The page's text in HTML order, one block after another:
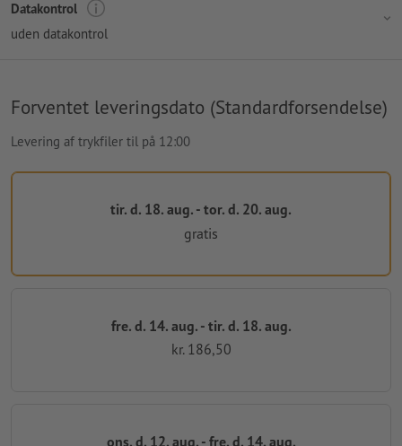
Datakontrol
uden datakontrol
Forventet leveringsdato (Standardforsendelse)
Levering af trykfiler til på 12:00
tir. d. 18. aug. - tor. d. 20. aug.
gratis
fre. d. 14. aug. - tir. d. 18. aug.
kr. 186,50
ons. d. 12. aug. - fre. d. 14. aug.